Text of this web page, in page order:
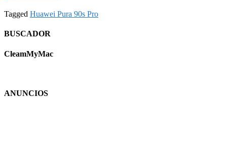
Tagged Huawei Pura 90s Pro
BUSCADOR
CleamMyMac
ANUNCIOS